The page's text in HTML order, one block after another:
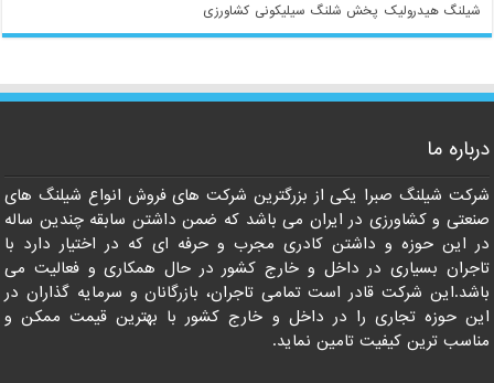
شیلنگ هیدرولیک پخش شلنگ سیلیکونی کشاورزی
درباره ما
شرکت شیلنگ صبرا یکی از بزرگترین شرکت های فروش انواع شیلنگ های
صنعتی و کشاورزی در ایران می باشد که ضمن داشتن سابقه چندین ساله
در این حوزه و داشتن کادری مجرب و حرفه ای که در اختیار دارد با
تاجران بسیاری در داخل و خارج کشور در حال همکاری و فعالیت می
باشد.این شرکت قادر است تمامی تاجران، بازرگانان و سرمایه گذاران در
این حوزه تجاری را در داخل و خارج کشور با بهترین قیمت ممکن و
مناسب ترین کیفیت تامین نماید.